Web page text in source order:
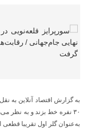
۳۰ نفره خط بزند و به نظر
به‌عنوان گلر اول تقریبا